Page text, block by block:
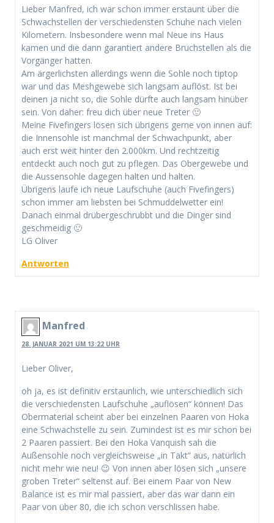
Lieber Manfred, ich war schon immer erstaunt über die
Schwachstellen der verschiedensten Schuhe nach vielen
Kilometern. Insbesondere wenn mal Neue ins Haus
kamen und die dann garantiert andere Bruchstellen als die
Vorgänger hatten.
Am ärgerlichsten allerdings wenn die Sohle noch tiptop
war und das Meshgewebe sich langsam auflöst. Ist bei
deinen ja nicht so, die Sohle dürfte auch langsam hinüber
sein. Von daher: freu dich über neue Treter 🙂
Meine Fivefingers lösen sich übrigens gerne von innen auf:
die Innensohle ist manchmal der Schwachpunkt, aber
auch erst weit hinter den 2.000km. Und rechtzeitig
entdeckt auch noch gut zu pflegen. Das Obergewebe und
die Aussensohle dagegen halten und halten.
Übrigens laufe ich neue Laufschuhe (auch Fivefingers)
schon immer am liebsten bei Schmuddelwetter ein!
Danach einmal drübergeschrubbt und die Dinger sind
geschmeidig 🙂
LG Oliver
Antworten
Manfred
28. JANUAR 2021 UM 13:22 UHR
Lieber Oliver,
oh ja, es ist definitiv erstaunlich, wie unterschiedlich sich
die verschiedensten Laufschuhe „auflösen“ können! Das
Obermaterial scheint aber bei einzelnen Paaren von Hoka
eine Schwachstelle zu sein. Zumindest ist es mir schon bei
2 Paaren passiert. Bei den Hoka Vanquish sah die
Außensohle noch vergleichsweise „in Takt“ aus, natürlich
nicht mehr wie neu! 😉 Von innen aber lösen sich „unsere
groben Treter“ seltenst auf. Bei einem Paar von New
Balance ist es mir mal passiert, aber das war dann ein
Paar von über 80, die ich schon verschlissen habe.